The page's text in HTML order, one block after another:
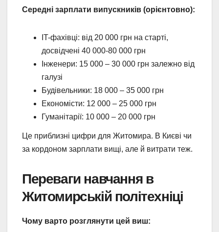
Середні зарплати випускників (орієнтовно):
IT-фахівці: від 20 000 грн на старті,
досвідчені 40 000-80 000 грн
Інженери: 15 000 – 30 000 грн залежно від
галузі
Будівельники: 18 000 – 35 000 грн
Економісти: 12 000 – 25 000 грн
Гуманітарії: 10 000 – 20 000 грн
Це приблизні цифри для Житомира. В Києві чи
за кордоном зарплати вищі, але й витрати теж.
Переваги навчання в
Житомирській політехніці
Чому варто розглянути цей виш: